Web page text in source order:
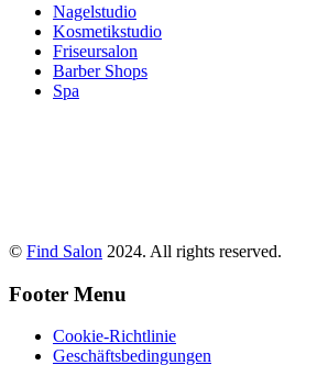
Nagelstudio
Kosmetikstudio
Friseursalon
Barber Shops
Spa
© Find Salon 2024. All rights reserved.
Footer Menu
Cookie-Richtlinie
Geschäftsbedingungen